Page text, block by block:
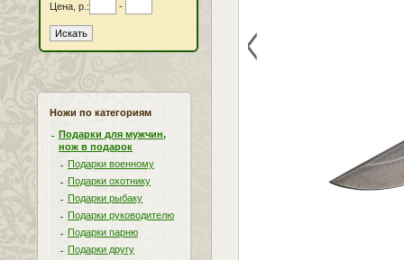
Цена, р.: -
Ножи по категориям
Подарки для мужчин,
нож в подарок
Подарки военному
Подарки охотнику
Подарки рыбаку
Подарки руководителю
Подарки парню
Подарки другу
<